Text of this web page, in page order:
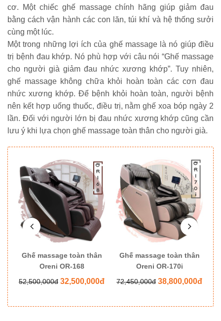
cơ. Một chiếc ghế massage chính hãng giúp giảm đau
bằng cách vận hành các con lăn, túi khí và hệ thống sưởi
cùng một lúc.
Một trong những lợi ích của ghế massage là nó giúp điều
trị bệnh đau khớp. Nó phù hợp với câu nói “Ghế massage
cho người già giảm đau nhức xương khớp”. Tuy nhiên,
ghế massage không chữa khỏi hoàn toàn các cơn đau
nhức xương khớp. Để bệnh khỏi hoàn toàn, người bệnh
nên kết hợp uống thuốc, điều trị, nằm ghế xoa bóp ngày 2
lần. Đối với người lớn bị đau nhức xương khớp cũng cần
lưu ý khi lựa chọn ghế massage toàn thân cho người già.
Ghế massage toàn thân
Oreni OR-168
52,500,000đ 32,500,000đ
Ghế massage toàn thân
Oreni OR-170i
72,450,000đ 38,800,000đ